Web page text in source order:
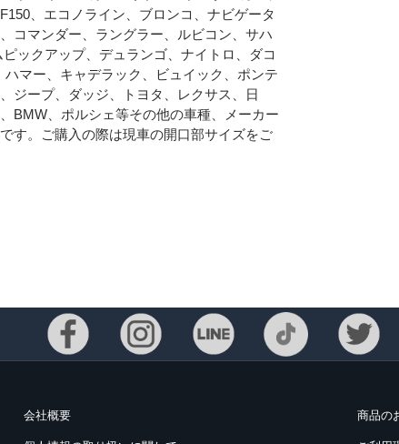
、エコノライン、ブロンコ、ナビゲータ
コマンダー、ラングラー、ルビコン、サハ
ックアップ、デュランゴ、ナイトロ、ダコ
マー、キャデラック、ビュイック、ポンテ
ジープ、ダッジ、トヨタ、レクサス、日
BMW、ポルシェ等その他の車種、メーカー
す。ご購入の際は現車の開口部サイズをご
会社概要 商品の